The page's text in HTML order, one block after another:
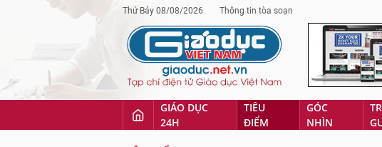
Thứ Bảy 08/08/2026 Thông tin tòa soạn
GIÁO DỤC
24H
TIÊU
ĐIỂM
GÓC
NHÌN